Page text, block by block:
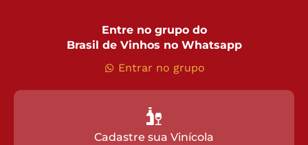
Entre no grupo do
Brasil de Vinhos no Whatsapp
Entrar no grupo
Cadastre sua Vinícola